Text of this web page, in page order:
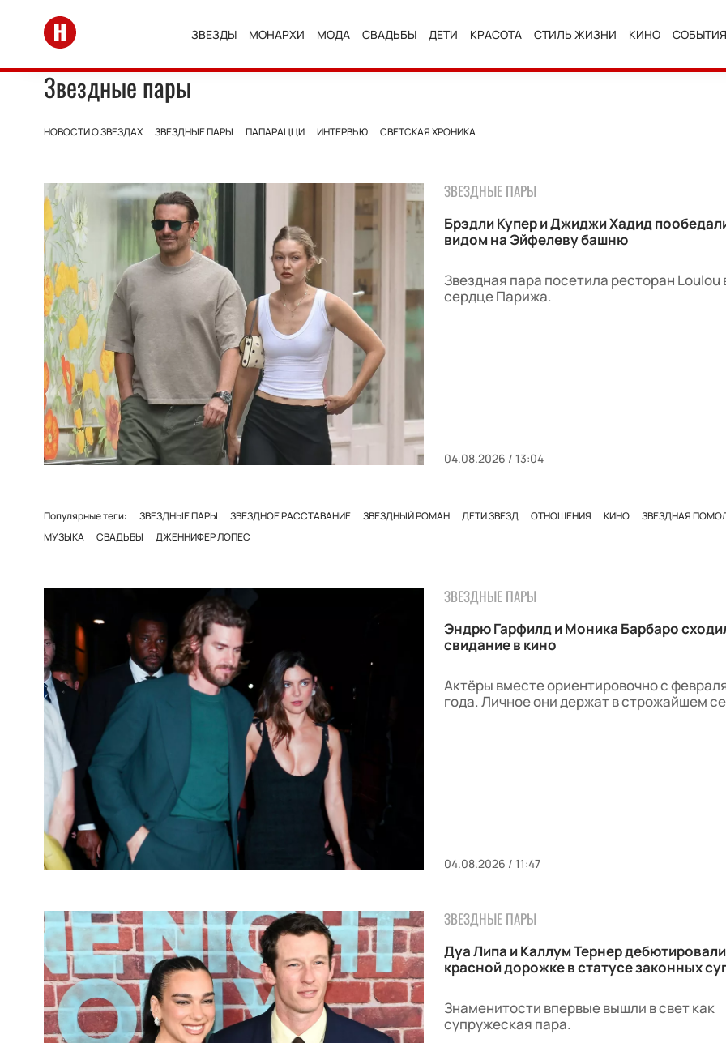
Перейти на главную
ЗВЕЗДЫ МОНАРХИ МОДА СВАДЬБЫ ДЕТИ КРАСОТА СТИЛЬ ЖИЗНИ КИНО СОБЫТИЯ
Звездные пары
НОВОСТИ О ЗВЕЗДАХ ЗВЕЗДНЫЕ ПАРЫ ПАПАРАЦЦИ ИНТЕРВЬЮ СВЕТСКАЯ ХРОНИКА
ЗВЕЗДНЫЕ ПАРЫ
Брэдли Купер и Джиджи Хадид
видом на Эйфелеву башню
Звездная пара посетила ресторан Loulou
сердце Парижа.
04.08.2026 / 13:04
Популярные теги: ЗВЕЗДНЫЕ ПАРЫ ЗВЕЗДНОЕ РАССТАВАНИЕ ЗВЕЗДНЫЙ РОМАН ДЕТИ ЗВЕЗД ОТНОШЕНИЯ КИНО
ЗВЕЗДНАЯ
МУЗЫКА
СВАДЬБЫ ДЖЕННИФЕР ЛОПЕС
ЗВЕЗДНЫЕ ПАРЫ
Эндрю Гарфилд и Моника Барбаро
свидание в кино
Актёры вместе ориентировочно с
года. Личное они держат в строжайшем
04.08.2026 / 11:47
ЗВЕЗДНЫЕ ПАРЫ
Дуа Липа и Каллум Тернер
красной дорожке в статусе законных
Знаменитости впервые вышли в свет как
супружеская пара.